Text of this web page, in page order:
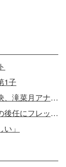
1子
日テレ女子アナのファッションセンス対決、滝菜月アナが話題に
【写真】「ヒルナンデス！」滝菜月アナの後任にフレッシュな美人新人アナ
」